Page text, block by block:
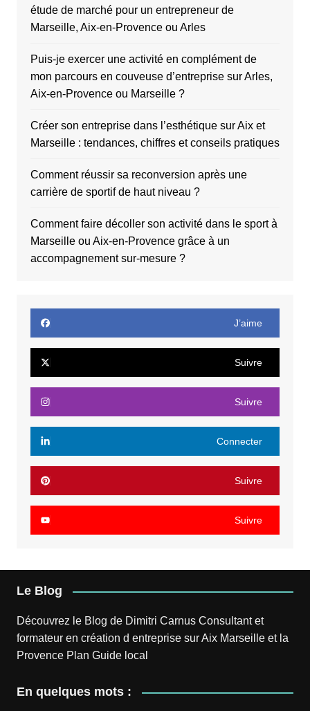
étude de marché pour un entrepreneur de
Marseille, Aix-en-Provence ou Arles
Puis-je exercer une activité en complément de
mon parcours en couveuse d’entreprise sur Arles,
Aix-en-Provence ou Marseille ?
Créer son entreprise dans l’esthétique sur Aix et
Marseille : tendances, chiffres et conseils pratiques
Comment réussir sa reconversion après une
carrière de sportif de haut niveau ?
Comment faire décoller son activité dans le sport à
Marseille ou Aix-en-Provence grâce à un
accompagnement sur-mesure ?
J’aime
Suivre
Suivre
Connecter
Suivre
Suivre
Le Blog
Découvrez le Blog de Dimitri CarnusConsultant et
formateur en création d entreprise sur Aix Marseille et la
Provence Plan Guide local
En quelques mots :